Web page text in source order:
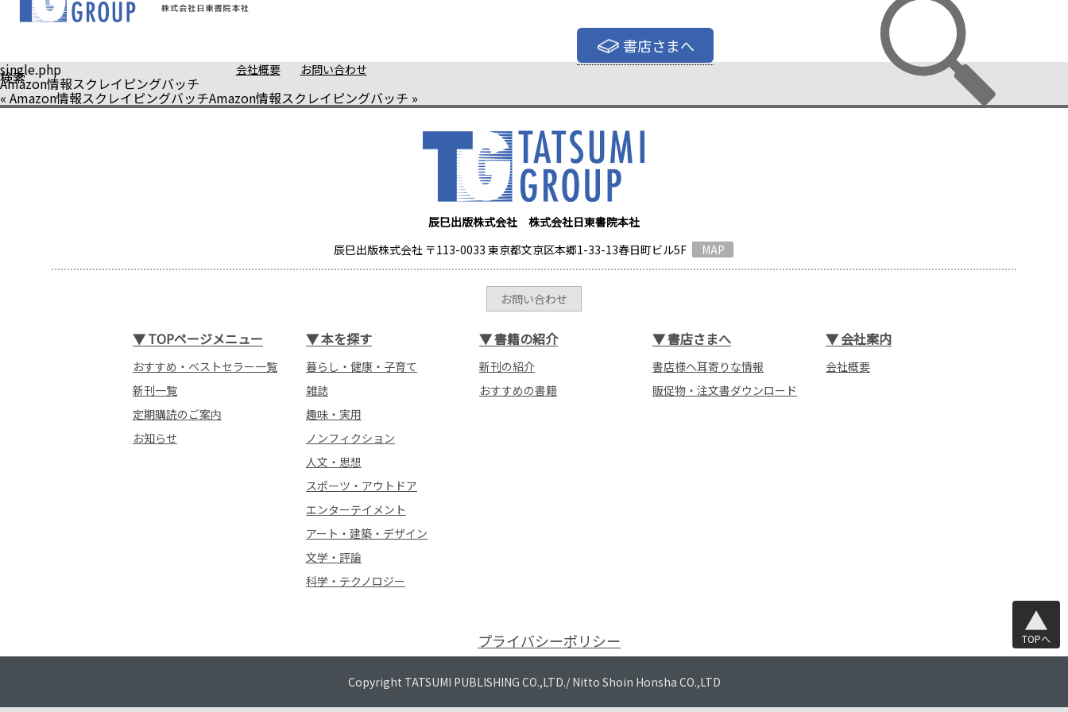
書店さまへ
会社概要 お問い合わせ
検索
single.php
Amazon情報スクレイピングバッチ
« Amazon情報スクレイピングバッチAmazon情報スクレイピングバッチ »
辰巳出版株式会社 株式会社日東書院本社
辰巳出版株式会社 〒113-0033 東京都文京区本郷1-33-13春日町ビル5F
MAP
お問い合わせ
▼TOPページメニュー
おすすめ・ベストセラー一覧
新刊一覧
定期購読のご案内
お知らせ
▼本を探す
暮らし・健康・子育て
雑誌
趣味・実用
ノンフィクション
人文・思想
スポーツ・アウトドア
エンターテイメント
アート・建築・デザイン
文学・評論
科学・テクノロジー
▼書籍の紹介
新刊の紹介
おすすめの書籍
▼書店さまへ
書店様へ耳寄りな情報
販促物・注文書ダウンロード
▼会社案内
会社概要
プライバシーポリシー TOPへ
Copyright TATSUMI PUBLISHING CO.,LTD./ Nitto Shoin Honsha CO.,LTD